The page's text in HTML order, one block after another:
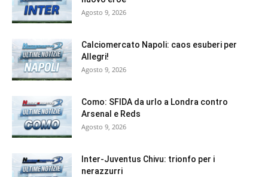
Agosto 9, 2026
Calciomercato Napoli: caos esuberi per
Allegri!
Agosto 9, 2026
Como: SFIDA da urlo a Londra contro
Arsenal e Reds
Agosto 9, 2026
Inter-Juventus Chivu: trionfo per i
nerazzurri